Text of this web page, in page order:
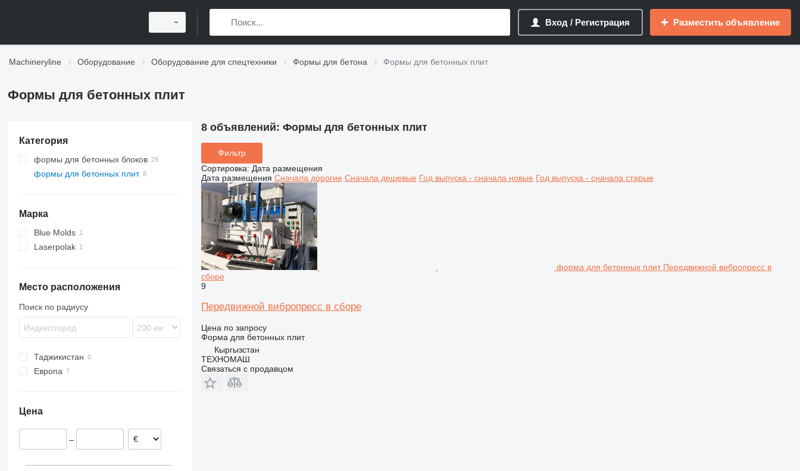
Вход / Регистрация Разместить объявление
Machineryline Оборудование Оборудование для спецтехники Формы для бетона Формы для бетонных плит
Формы для бетонных плит
Категория
формы для бетонных блоков
формы для бетонных плит
Марка
Blue Molds
Laserpolak
Место расположения
Поиск по радиусу
Таджикистан
Европа
Литва
Цена
–
8 объявлений: Формы для бетонных плит
Фильтр
Сортировка: Дата размещения
Дата размещения Сначала дорогие Сначала дешевые Год выпуска - сначала новые Год выпуска - сначала старые
форма для бетонных плит Передвижной вибропресс в
сборе
9
Передвижной вибропресс в сборе
Цена по запросу
Форма для бетонных плит
Кыргызстан
ТЕХНОМАШ
Связаться с продавцом